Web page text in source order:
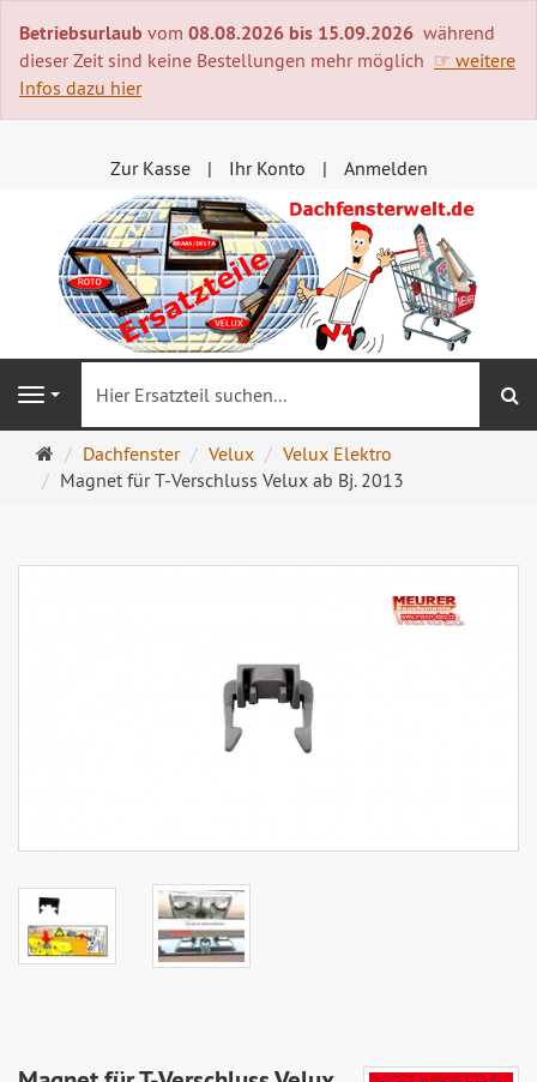
Betriebsurlaub vom 08.08.2026 bis 15.09.2026 während
dieser Zeit sind keine Bestellungen mehr möglich ☞ weitere
Infos dazu hier
Zur Kasse Ihr Konto Anmelden
Navigation
Startseite
Dachfenster Velux
Velux Elektro
Magnet für T-Verschluss Velux ab Bj. 2013